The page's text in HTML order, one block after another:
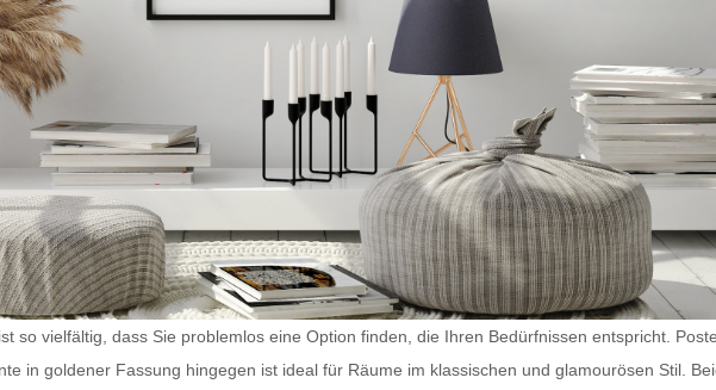
so vielfältig, dass Sie problemlos eine Option finden, die Ihren Bedürfnissen entspricht.
in goldener Fassung hingegen ist ideal für Räume im klassischen und glamourösen Stil.